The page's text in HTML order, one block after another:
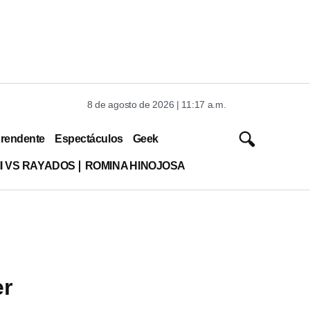
8 de agosto de 2026 | 11:17 a.m.
Espectáculos Geek
VS RAYADOS ROMINA HINOJOSA